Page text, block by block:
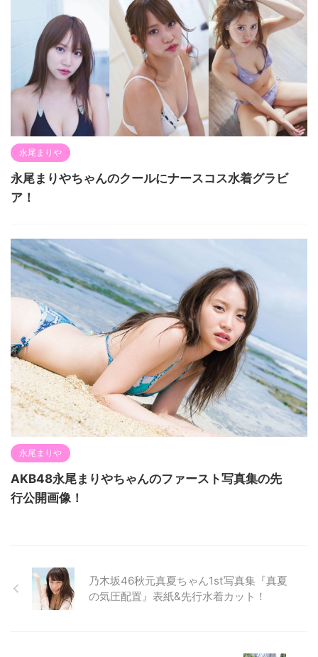
永尾まりや
永尾まりやちゃんのクールにナースコス水着グラビ
ア！
永尾まりや
AKB48永尾まりやちゃんのファースト写真集の先
行公開画像！
乃木坂46秋元真夏ちゃん1st写真集『真夏
の気圧配置』表紙&先行水着カット！